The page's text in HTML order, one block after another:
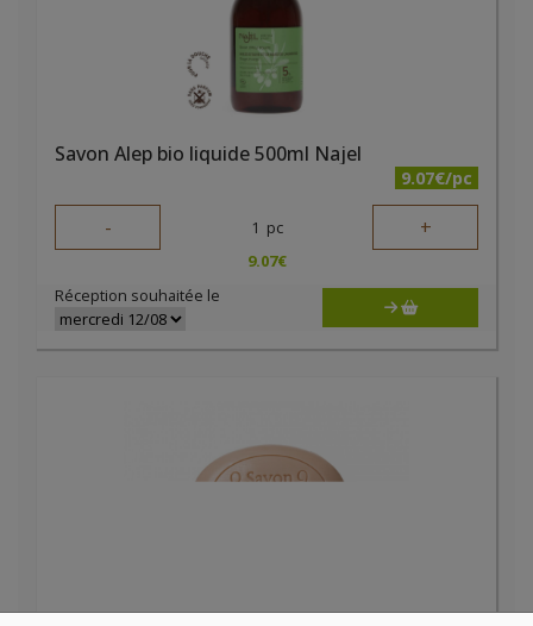
Savon Alep bio liquide 500ml Najel
9.07€/pc
- 1 pc +
9.07€
Réception souhaitée le